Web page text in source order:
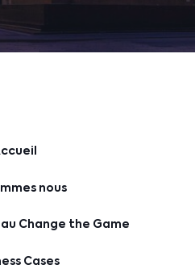
nous
Change the Game
Cases